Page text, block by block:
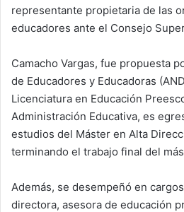
representante propietaria de las
educadores ante el Consejo
Camacho Vargas, fue propuesta
de Educadores y Educadoras
Licenciatura en Educación
Administración Educativa, es
estudios del Máster en Alta
terminando el trabajo final del
Además, se desempeñó en
directora, asesora de educación